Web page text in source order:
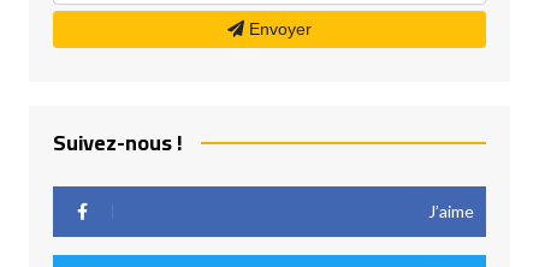
Envoyer
Suivez-nous !
J’aime